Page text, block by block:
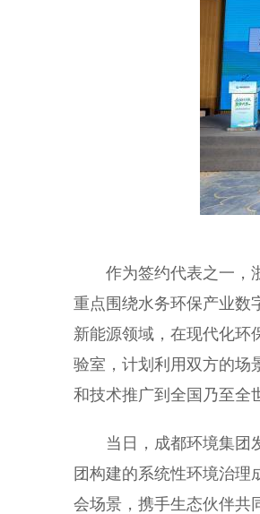
作为签约代表之一，浙
重点围绕水务环保产业数
新能源领域，在现代化环
验室，计划利用双方的场
和技术推广到全国乃至全
当日，成都环境集团发
团构建的系统性环境治理
会场景，携手生态伙伴共